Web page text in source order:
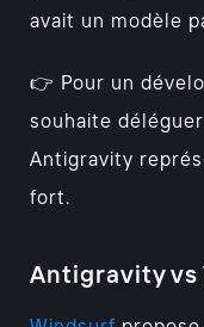
avait un modèle
👉 Pour un
souhaite
Antigravity
fort.
Antigravity vs